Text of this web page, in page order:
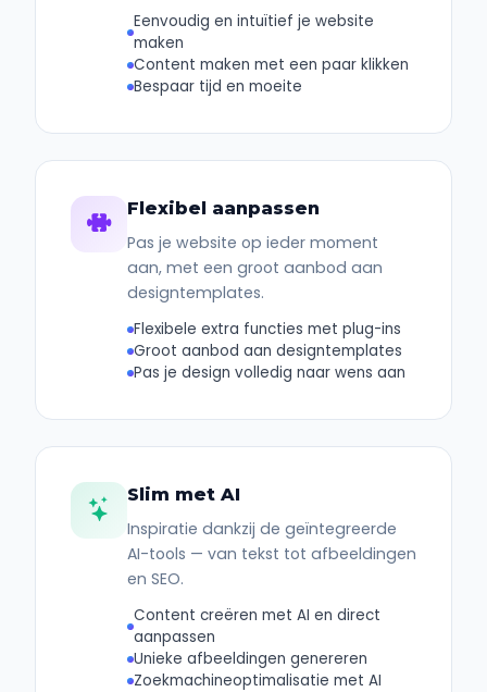
Eenvoudig en intuïtief je website
maken
Content maken met een paar klikken
Bespaar tijd en moeite
Flexibel aanpassen
Pas je website op ieder moment
aan, met een groot aanbod aan
designtemplates.
Flexibele extra functies met plug-ins
Groot aanbod aan designtemplates
Pas je design volledig naar wens aan
Slim met AI
Inspiratie dankzij de geïntegreerde
AI-tools — van tekst tot afbeeldingen
en SEO.
Content creëren met AI en direct
aanpassen
Unieke afbeeldingen genereren
Zoekmachineoptimalisatie met AI